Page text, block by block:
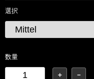
選択
数量
＋ －